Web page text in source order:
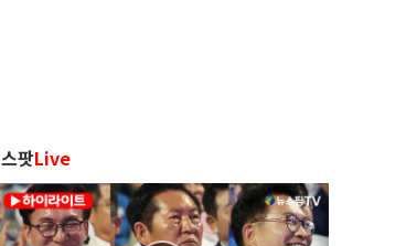
스팟Live